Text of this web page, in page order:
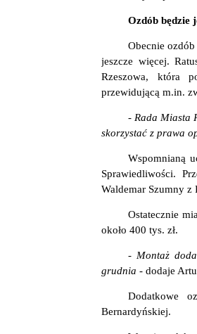
Ozdób będzie
Obecnie
jeszcze więcej.
Rzeszowa, która
przewidującą m.in.
- Rada Miasta
skorzystać z prawa
Wspomnianą
Sprawiedliwości.
Waldemar Szumny z
Ostatecznie
około 400 tys. zł.
- Montaż
grudnia - dodaje
Dodatkowe
Bernardyńskiej.